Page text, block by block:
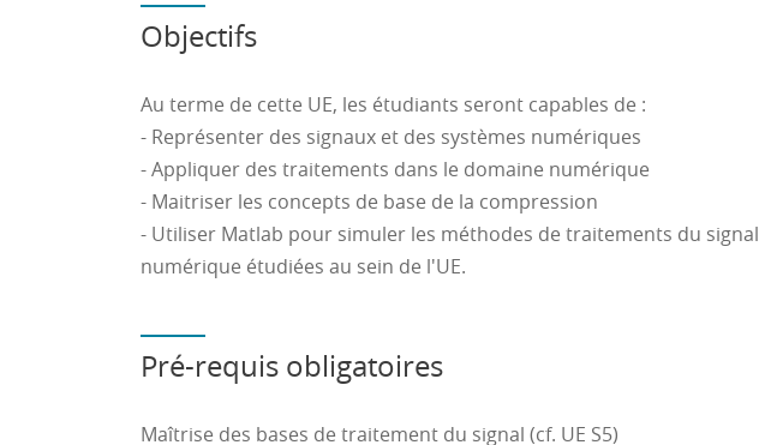
Objectifs
Au terme de cette UE, les étudiants seront capables de :
- Représenter des signaux et des systèmes numériques
- Appliquer des traitements dans le domaine numérique
- Maitriser les concepts de base de la compression
- Utiliser Matlab pour simuler les méthodes de traitements du signal
numérique étudiées au sein de l'UE.
Pré-requis obligatoires
Maîtrise des bases de traitement du signal (cf. UE S5)